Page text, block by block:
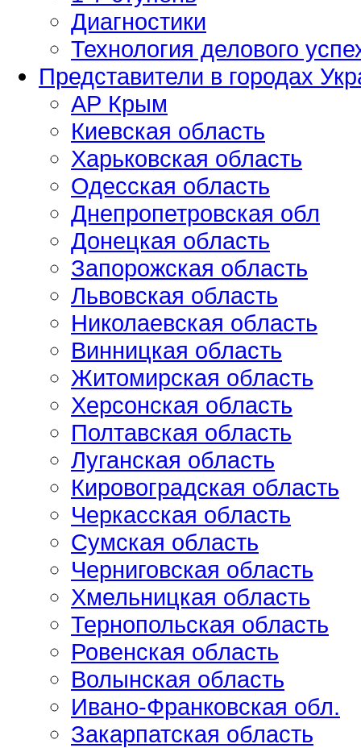
Диагностики
Технология делового
Представители в городах
АР Крым
Киевская область
Харьковская область
Одесская область
Днепропетровская обл
Донецкая область
Запорожская область
Львовская область
Николаевская область
Винницкая область
Житомирская область
Херсонская область
Полтавская область
Луганская область
Кировоградская область
Черкасская область
Сумская область
Черниговская область
Хмельницкая область
Тернопольская область
Ровенская область
Волынская область
Ивано-Франковская обл.
Закарпатская область